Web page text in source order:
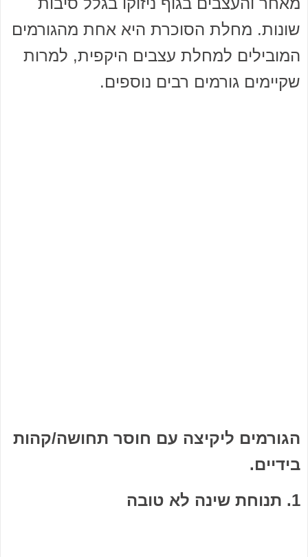
שונות. מחלת הסוכרת היא אחת מהגורמים
המובילים למחלת עצבים היקפית, למרות
שקיימים גורמים רבים נוספים.
הגורמים ליקיצה עם חוסר תחושה/קהות
בידיים.
1. תנוחת שינה לא טובה